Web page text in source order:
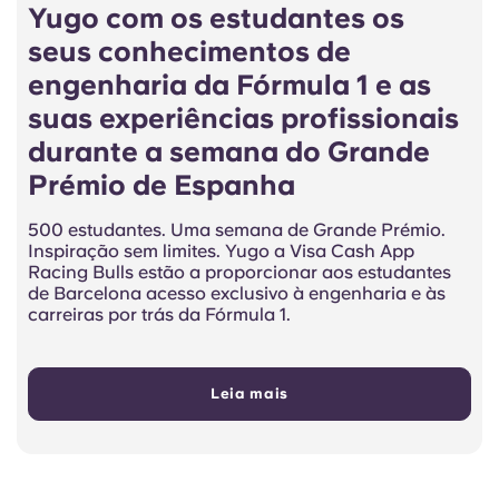
Yugo com os estudantes os
seus conhecimentos de
engenharia da Fórmula 1 e as
suas experiências profissionais
durante a semana do Grande
Prémio de Espanha
500 estudantes. Uma semana de Grande Prémio.
Inspiração sem limites. Yugo a Visa Cash App
Racing Bulls estão a proporcionar aos estudantes
de Barcelona acesso exclusivo à engenharia e às
carreiras por trás da Fórmula 1.
Leia mais